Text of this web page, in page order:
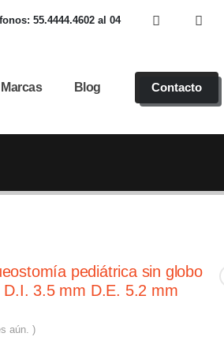
55.4444.4602 al 04
Marcas Blog Contacto
pediátrica sin globo
3.5 mm D.E. 5.2 mm
aún. )